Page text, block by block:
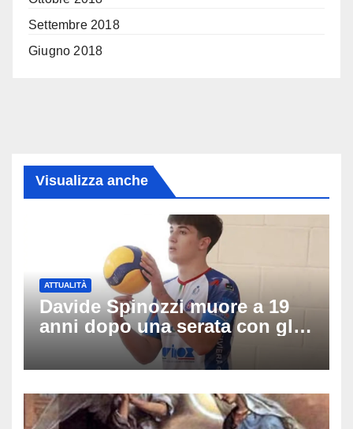
Settembre 2018
Giugno 2018
Visualizza anche
ATTUALITÀ
Davide Spinozzi muore a 19
anni dopo una serata con gli
amici: il mistero dello
schianto senza frenata